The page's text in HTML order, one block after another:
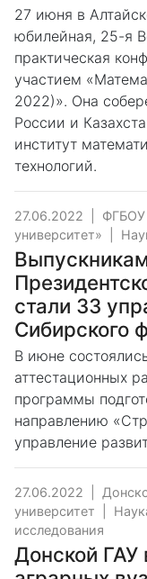
27 июня в
юбилейная, 25-я
практическая
участием
2022)». Она
России и
институт
технологий.
27.06.2022
ФГБОУ
университет»
стали 33
Сибирского
В июне
аттестационных
программы
направлению
управление
27.06.2022
университет
исследования
Донской ГАУ